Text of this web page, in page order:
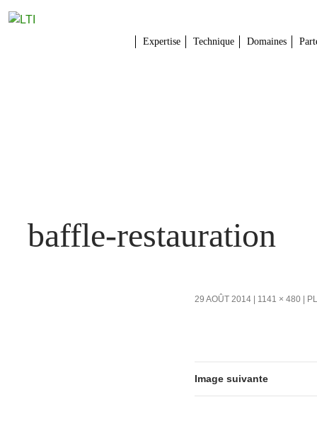
Expertise Technique Domaines
baffle-restauration
29 AOÛT 2014 1141 × 480
Image suivante